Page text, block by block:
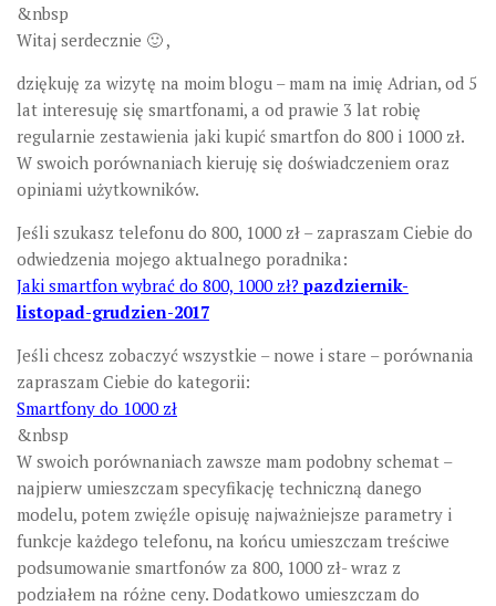
&nbsp
Witaj serdecznie 🙂 ,
dziękuję za wizytę na moim blogu – mam na imię Adrian, od 5
lat interesuję się smartfonami, a od prawie 3 lat robię
regularnie zestawienia jaki kupić smartfon do 800 i 1000 zł.
W swoich porównaniach kieruję się doświadczeniem oraz
opiniami użytkowników.
Jeśli szukasz telefonu do 800, 1000 zł – zapraszam Ciebie do
odwiedzenia mojego aktualnego poradnika:
Jaki smartfon wybrać do 800, 1000 zł? pazdziernik-
listopad-grudzien-2017
Jeśli chcesz zobaczyć wszystkie – nowe i stare – porównania
zapraszam Ciebie do kategorii:
Smartfony do 1000 zł
&nbsp
W swoich porównaniach zawsze mam podobny schemat –
najpierw umieszczam specyfikację techniczną danego
modelu, potem zwięźle opisuję najważniejsze parametry i
funkcje każdego telefonu, na końcu umieszczam treściwe
podsumowanie smartfonów za 800, 1000 zł- wraz z
podziałem na różne ceny. Dodatkowo umieszczam do